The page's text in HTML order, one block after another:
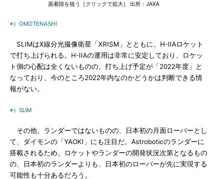
面着陸を狙う［クリックで拡大］ 出所：JAXA
※）OMOTENASHI
SLIMはX線分光撮像衛星「XRISM」とともに、H-IIAロケット
で打ち上げられる。H-IIAの運用は非常に安定しており、ロケッ
ト側の心配は全くないものの、打ち上げ予定が「2022年度」と
なっており、今のところ2022年内なのかどうかは判断できる情
報がない。
※）SLIM
その他、ランダーではないものの、日本初の月面ローバーとし
て、ダイモンの「YAOKI」にも注目だ。Astroboticのランダーに
搭載されるため、ロケットやランダーの開発状況次第となるもの
の、日本初のランダーよりも、日本初のローバーが先に実現する
可能性も十分あるだろう。